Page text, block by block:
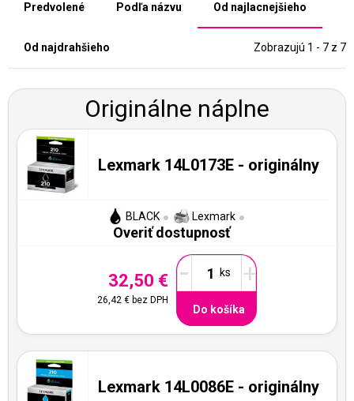
Predvolené Podľa názvu Od najlacnejšieho
Od najdrahšieho Zobrazujú 1 - 7 z 7
Originálne náplne
Lexmark 14L0173E - originálny
BLACK Lexmark
Overiť dostupnosť
32,50 €
26,42 € bez DPH
- +
Do košíka
Lexmark 14L0086E - originálny